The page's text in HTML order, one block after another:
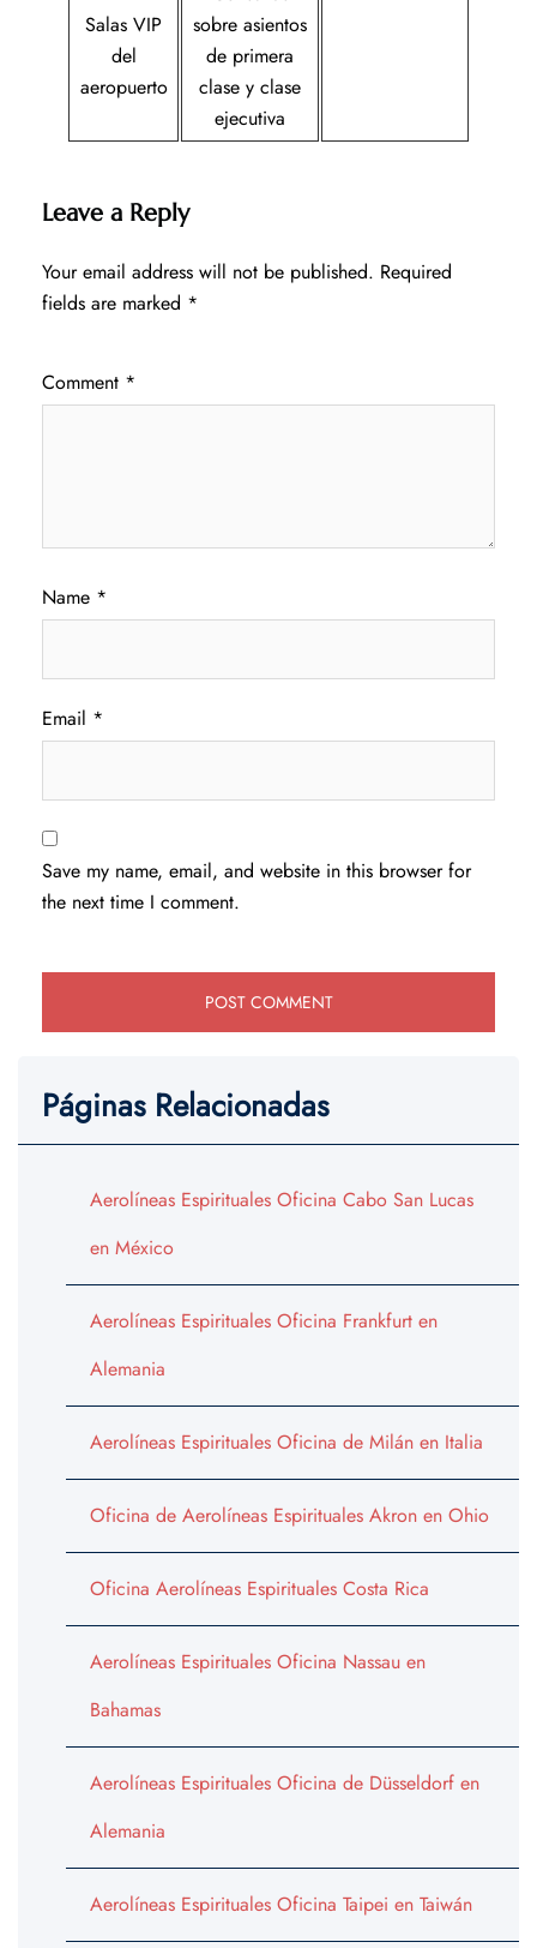
Salas VIP
del
aeropuerto
sobre asientos
de primera
clase y clase
ejecutiva
Leave a Reply
Your email address will not be published. Required
fields are marked *
Comment *
Name *
Email *
Save my name, email, and website in this browser for
the next time I comment.
Páginas Relacionadas
Aerolíneas Espirituales Oficina Cabo San Lucas
en México
Aerolíneas Espirituales Oficina Frankfurt en
Alemania
Aerolíneas Espirituales Oficina de Milán en Italia
Oficina de Aerolíneas Espirituales Akron en Ohio
Oficina Aerolíneas Espirituales Costa Rica
Aerolíneas Espirituales Oficina Nassau en
Bahamas
Aerolíneas Espirituales Oficina de Düsseldorf en
Alemania
Aerolíneas Espirituales Oficina Taipei en Taiwán